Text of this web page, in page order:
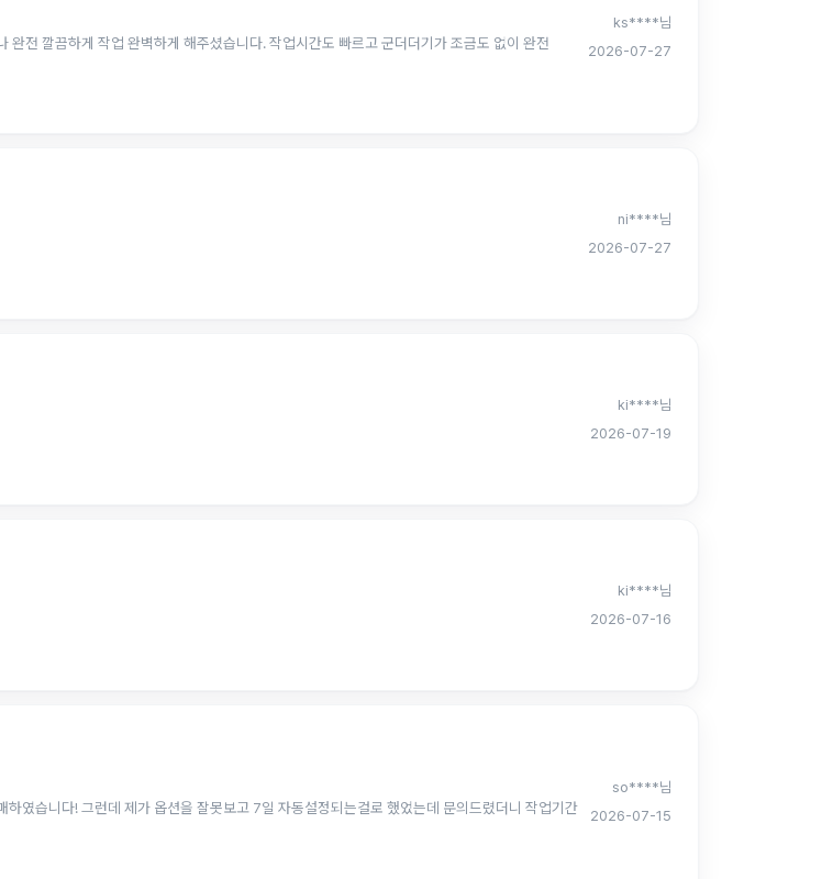
전 깔끔하게 작업 완벽하게 해주셨습니다. 작업시간도 빠르고 군더더기가 조금도 없이 완전
ks****님
2026-07-27
ni****님
2026-07-27
ki****님
2026-07-19
ki****님
2026-07-16
였습니다! 그런데 제가 옵션을 잘못보고 7일 자동설정되는걸로 했었는데 문의드렸더니 작업기간
so****님
2026-07-15